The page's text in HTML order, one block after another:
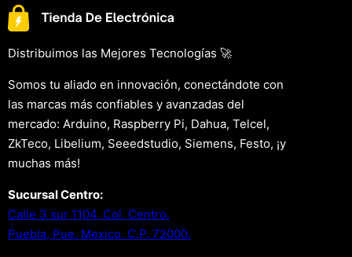
Distribuimos las Mejores Tecnologías 🚀
Somos tu aliado en innovación, conectándote con
las marcas más confiables y avanzadas del
mercado: Arduino, Raspberry Pi, Dahua, Telcel,
ZkTeco, Libelium, Seeedstudio, Siemens, Festo, ¡y
muchas más!
Sucursal Centro:
Calle 3 sur 1104, Col. Centro.
Puebla, Pue. Mexico. C.P. 72000.